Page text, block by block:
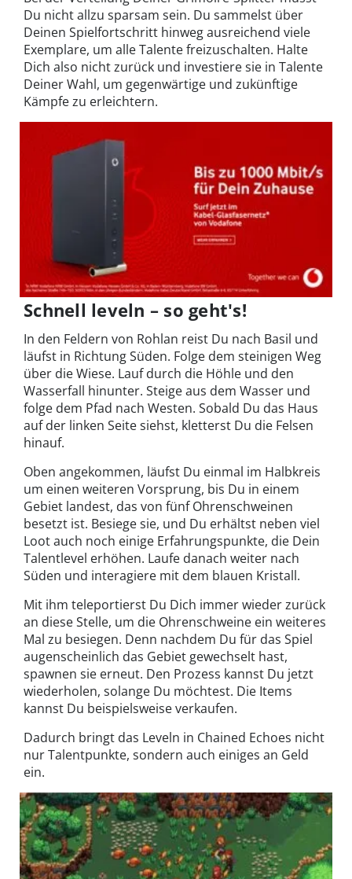
Du nicht allzu sparsam sein. Du sammelst über
Deinen Spielfortschritt hinweg ausreichend viele
Exemplare, um alle Talente freizuschalten. Halte
Dich also nicht zurück und investiere sie in Talente
Deiner Wahl, um gegenwärtige und zukünftige
Kämpfe zu erleichtern.
Schnell leveln – so geht's!
In den Feldern von Rohlan reist Du nach Basil und
läufst in Richtung Süden. Folge dem steinigen Weg
über die Wiese. Lauf durch die Höhle und den
Wasserfall hinunter. Steige aus dem Wasser und
folge dem Pfad nach Westen. Sobald Du das Haus
auf der linken Seite siehst, kletterst Du die Felsen
hinauf.
Oben angekommen, läufst Du einmal im Halbkreis
um einen weiteren Vorsprung, bis Du in einem
Gebiet landest, das von fünf Ohrenschweinen
besetzt ist. Besiege sie, und Du erhältst neben viel
Loot auch noch einige Erfahrungspunkte, die Dein
Talentlevel erhöhen. Laufe danach weiter nach
Süden und interagiere mit dem blauen Kristall.
Mit ihm teleportierst Du Dich immer wieder zurück
an diese Stelle, um die Ohrenschweine ein weiteres
Mal zu besiegen. Denn nachdem Du für das Spiel
augenscheinlich das Gebiet gewechselt hast,
spawnen sie erneut. Den Prozess kannst Du jetzt
wiederholen, solange Du möchtest. Die Items
kannst Du beispielsweise verkaufen.
Dadurch bringt das Leveln in Chained Echoes nicht
nur Talentpunkte, sondern auch einiges an Geld
ein.